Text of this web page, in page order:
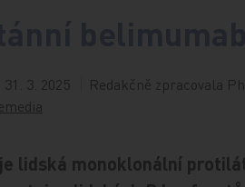
31. 3. 2025
Redakčně zpracovala
lidská monoklonální